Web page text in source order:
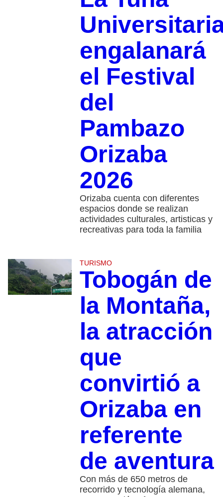
engalanará
el Festival
del
Pambazo
Orizaba
2026
Orizaba cuenta con diferentes
espacios donde se realizan
actividades culturales, artisticas y
recreativas para toda la familia
TURISMO
Tobogán de
la Montaña,
la atracción
que
convirtió a
Orizaba en
referente
de aventura
Con más de 650 metros de
recorrido y tecnología alemana,